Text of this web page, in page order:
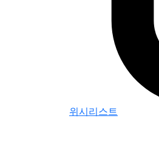
위시리스트